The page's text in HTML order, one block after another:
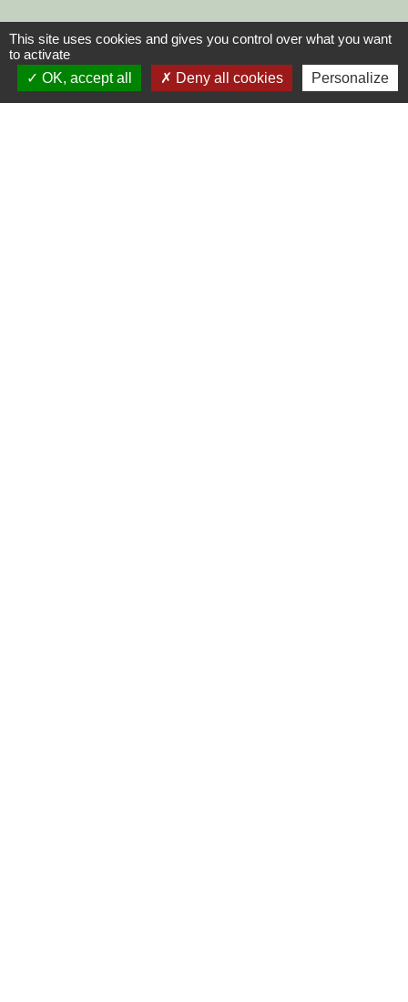
This site uses cookies and gives you control over what you want
to activate
OK, accept all
Deny all cookies Personalize